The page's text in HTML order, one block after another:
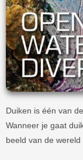
Duiken is één van
Wanneer je gaat
beeld van de